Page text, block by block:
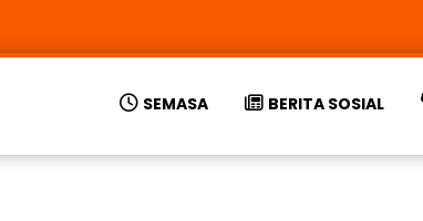
SEMASA BERITA SOSIAL